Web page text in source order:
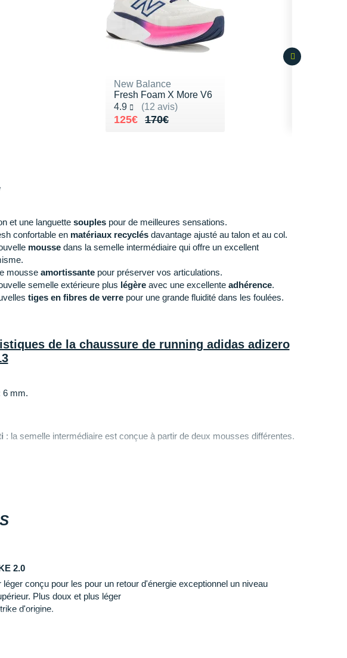
et une languette souplespour de meilleures sensations.
confortable en matériaux recyclésdavantage ajusté au talon et au col.
moussedans la semelle intermédiaire qui offre un excellent
mousse amortissantepour préserver vos articulations.
semelle extérieure plus légèreavec une excellente adhérence.
tiges en fibres de verrepour une grande fluidité dans les foulées.
de la chaussure de running adidas adizero
mm.
: la semelle intermédiaire est conçue à partir de deux mousses différentes.
(partie supérieure qui enveloppe le pied)
extérieure : composée de deux technologies, la semelle promet une
élevée ainsi qu'une
intérieure amovible
2.0
léger conçu pour les pour un retour d'énergie exceptionnel un niveau
Plus doux et plus léger
d'origine.
LIGHTTRAXION au niveau de la semelle extérieure offre plus de légèreté
New Balance
Fresh Foam X More V6
4.9
(12 avis)
Noté 4.9 sur 5
170€
Au lieu de 170€
125€
Vendu 125€